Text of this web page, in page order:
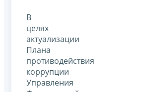
В
целях
актуализации
Плана
противодействия
коррупции
Управления